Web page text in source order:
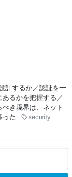
計するか／認証を一
るかを把握する／
き境界は、ネット
った
security